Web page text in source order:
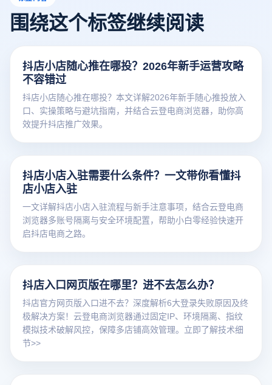
围绕这个标签继续阅读
抖店小店随心推在哪投？2026年新手运营攻略
不容错过
抖店小店随心推在哪投？本文详解2026年新手随心推投放入
口、实操策略与避坑指南，并结合云登电商浏览器，助你高
效提升抖店推广效果。
抖店小店入驻需要什么条件？一文带你看懂抖
店小店入驻
一文详解抖店小店入驻流程与新手注意事项，结合云登电商
浏览器多账号隔离与安全环境配置，帮助小白零经验快速开
启抖店电商之路。
抖店入口网页版在哪里？进不去怎么办？
抖店官方网页版入口进不去？深度解析6大登录失败原因及终
极解决方案！云登电商浏览器通过固定IP、环境隔离、指纹
模拟技术破解风控，保障多店铺高效管理。立即了解技术细
节>>